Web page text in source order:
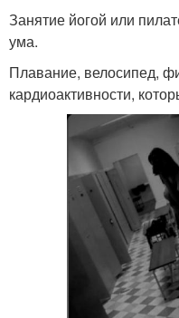
Занятие йогой или
ума.
Плавание, велосипед,
кардиоактивности,